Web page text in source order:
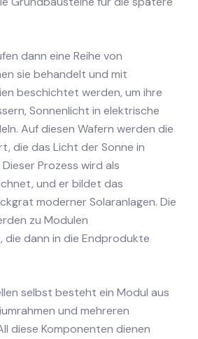
dann eine Reihe von
sie behandelt und mit
beschichtet werden, um ihre
Sonnenlicht in elektrische
Auf diesen Wafern werden die
die das Licht der Sonne in
Prozess wird als
und er bildet das
moderner Solaranlagen. Die
zu Modulen
die dann in die Endprodukte
selbst besteht ein Modul aus
und mehreren
diese Komponenten dienen